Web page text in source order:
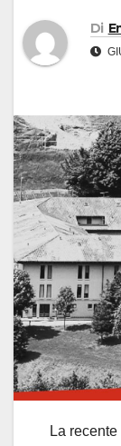
Di
La